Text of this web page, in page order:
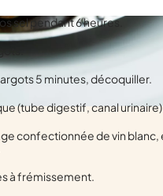
sel pendant 6 heures.
5 minutes, décoquiller.
(tube digestif, canal
confectionnée de vin
à frémissement.